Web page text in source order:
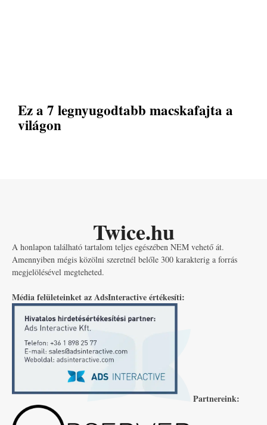
Ez a 7 legnyugodtabb macskafajta a
világon
Twice.hu
A honlapon található tartalom teljes egészében NEM vehető át.
Amennyiben mégis közölni szeretnél belőle 300 karakterig a forrás
megjelölésével megteheted.
Média felületeinket az AdsInteractive értékesíti:
Partnereink: